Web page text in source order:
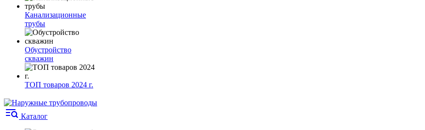
Канализационные
трубы
Обустройство
скважин
ТОП товаров 2024 г.
Каталог